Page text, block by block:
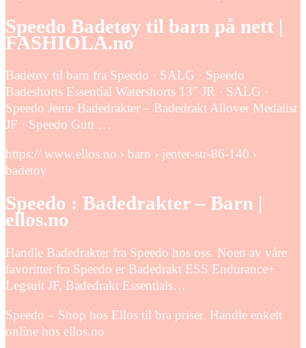
Speedo Badetøy til barn på nett |
FASHIOLA.no
Badetøy til barn fra Speedo · SALG · Speedo
Badeshorts Essential Watershorts 13″ JR · SALG ·
Speedo Jente Badedrakter – Badedrakt Allover Medalist
JF · Speedo Gutt …
https:// www.ellos.no › barn › jenter-str-86-140 ›
badetoy
Speedo : Badedrakter – Barn |
ellos.no
Handle Badedrakter fra Speedo hos oss. Noen av våre
favoritter fra Speedo er Badedrakt ESS Endurance+
Legsuit JF, Badedrakt Essentials…
Speedo – Shop hos Ellos til bra priser. Handle enkelt
online hos ellos.no